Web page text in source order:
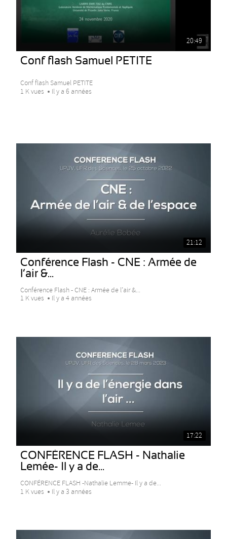
20:49
Conf flash Samuel PETITE
Conf flash Samuel PETITE
1 K vues
Il y a 6 années
21:12
Conférence Flash - CNE : Armée de
l’air &...
Conférence Flash - CNE : Armée de l’air &...
1 K vues
Il y a 4 années
17:22
CONFÉRENCE FLASH - Nathalie
Lemée- Il y a de...
CONFÉRENCE FLASH -Nathalie Lemme- Il y a de...
1 K vues
Il y a 3 années